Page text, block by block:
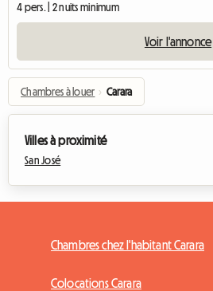
4 pers. | 2 nuits minimum
Voir l'annonce
Chambres à louer › Carara
Villes à proximité
San José
Chambres chez l'habitant Carara
Colocations Carara